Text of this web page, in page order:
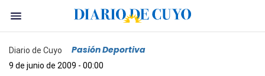
Diario de Cuyo Pasión Deportiva
9 de junio de 2009 - 00:00